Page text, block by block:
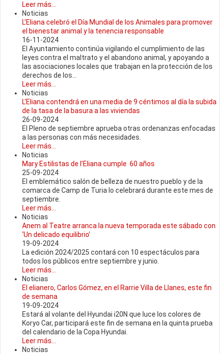
Leer más...
Noticias
L’Eliana celebró el Día Mundial de los Animales para promover
el bienestar animal y la tenencia responsable
16-11-2024
El Ayuntamiento continúa vigilando el cumplimiento de las
leyes contra el maltrato y el abandono animal, y apoyando a
las asociaciones locales que trabajan en la protección de los
derechos de los...
Leer más...
Noticias
L'Eliana contendrá en una media de 9 céntimos al día la subida
de la tasa de la basura a las viviendas
26-09-2024
El Pleno de septiembre aprueba otras ordenanzas enfocadas
a las personas con más necesidades.
Leer más...
Noticias
Mary Estilistas de l’Eliana cumple 60 años
25-09-2024
El emblemático salón de belleza de nuestro pueblo y de la
comarca de Camp de Turia lo celebrará durante este mes de
septiembre.
Leer más...
Noticias
Anem al Teatre arranca la nueva temporada este sábado con
‘Un delicado equilibrio’
19-09-2024
La edición 2024/2025 contará con 10 espectáculos para
todos los públicos entre septiembre y junio.
Leer más...
Noticias
El elianero, Carlos Gómez, en el Rarrie Villa de Llanes, este fin
de semana
19-09-2024
Estará al volante del Hyundai i20N que luce los colores de
Koryo Car, participará este fin de semana en la quinta prueba
del calendario de la Copa Hyundai.
Leer más...
Noticias